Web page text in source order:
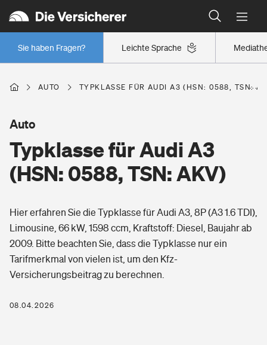
Leichte Sprache
Sie haben Fragen?
Wer versichert was: Jetzt Versicherer finden
Regionalklassen: So ist Ihre Region eingestuft
Wer versichert was: Jetzt Versicherer finden
Berufsunfähigkeitsversicherung
Erwerbsunfähigkeitsversicherung
Grundfähigkeitsversicherung
Arbeitsrechtsschutz
Berufshaftpflichtversicherung
Zur Übersicht
Wohnen
Freizeit
Pri­vate Haft­pflicht­
Gesundheit
Private Krankenversicherung
AUTO TYPKLASSE FÜR AUDI A3 (HSN: 0588, TSN:
Typklasse für Audi A3
(HSN: 0588, TSN: AKV)
Auto
Hier erfahren Sie die Typklasse für Audi A3, 8P (A3 1.6 TDI),
Limousine, 66 kW, 1598 ccm, Kraftstoff: Diesel, Baujahr ab
2009. Bitte beachten Sie, dass die Typklasse nur ein
Tarifmerkmal von vielen ist, um den Kfz-
Versicherungsbeitrag zu berechnen.
08.04.2026